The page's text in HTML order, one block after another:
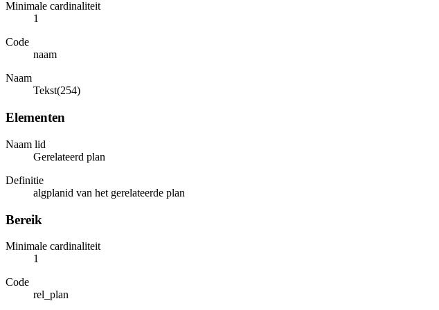
Minimale cardinaliteit
1
Code
naam
Naam
Tekst(254)
Elementen
Naam lid
Gerelateerd plan
Definitie
algplanid van het gerelateerde plan
Bereik
Minimale cardinaliteit
1
Code
rel_plan